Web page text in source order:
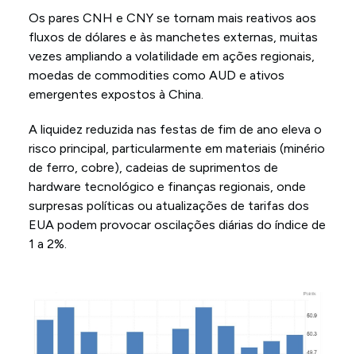
Os pares CNH e CNY se tornam mais reativos aos
fluxos de dólares e às manchetes externas, muitas
vezes ampliando a volatilidade em ações regionais,
moedas de commodities como AUD e ativos
emergentes expostos à China.
A liquidez reduzida nas festas de fim de ano eleva o
risco principal, particularmente em materiais (minério
de ferro, cobre), cadeias de suprimentos de
hardware tecnológico e finanças regionais, onde
surpresas políticas ou atualizações de tarifas dos
EUA podem provocar oscilações diárias do índice de
1 a 2%.